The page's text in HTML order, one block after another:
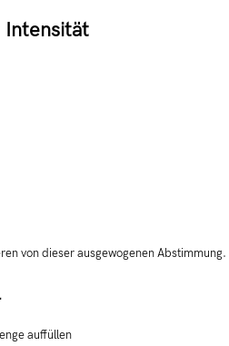
Intensität
von dieser ausgewogenen Abstimmung.
auffüllen